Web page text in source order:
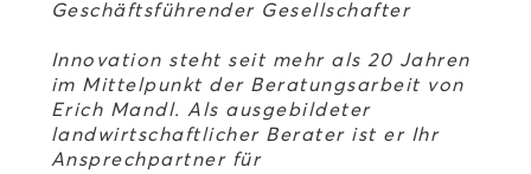
Geschäftsführender Gesellschafter
Innovation steht seit mehr als 20 Jahren
im Mittelpunkt der Beratungsarbeit von
Erich Mandl. Als ausgebildeter
landwirtschaftlicher Berater ist er Ihr
Ansprechpartner für